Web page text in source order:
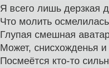
Я всего лишь дерзкая
Что молить
Глупая смешная
Может, снисхожденья
Посмеётся кто-то